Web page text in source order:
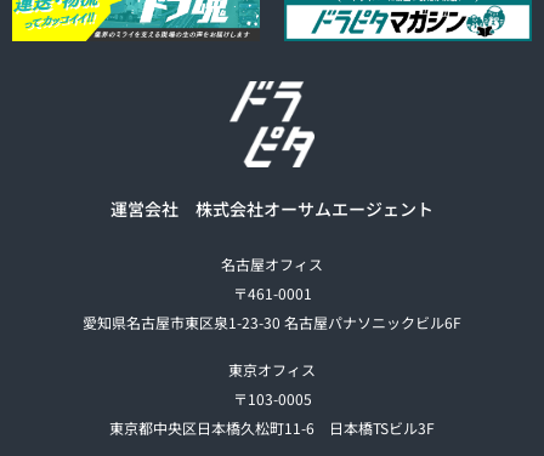
運営会社 株式会社オーサムエージェント
名古屋オフィス
〒461-0001
愛知県名古屋市東区泉1-23-30 名古屋パナソニックビル6F
東京オフィス
〒103-0005
東京都中央区日本橋久松町11-6 日本橋TSビル3F